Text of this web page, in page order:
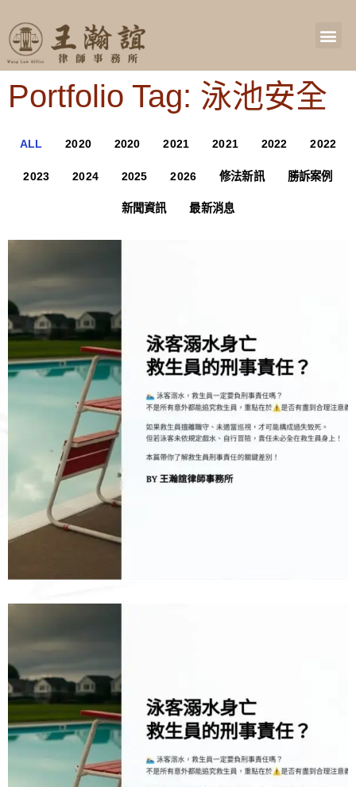
Portfolio Tag: 泳池安全
ALL 2020 2020 2021 2021 2022 2022
2023 2024 2025 2026 修法新訊 勝訴案例
新聞資訊 最新消息